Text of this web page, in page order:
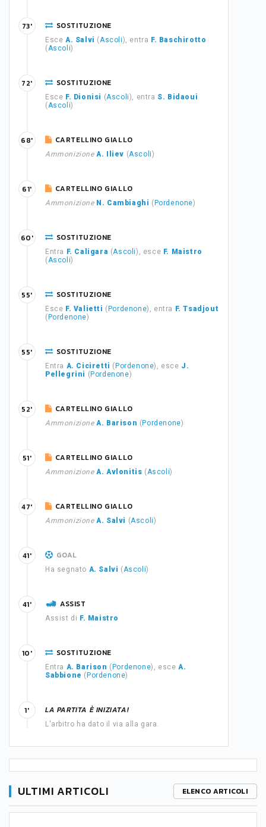
SOSTITUZIONE
Esce A. Salvi (Ascoli), entra F. Baschirotto
(Ascoli)
73'
SOSTITUZIONE
Esce F. Dionisi (Ascoli), entra S. Bidaoui
(Ascoli)
72'
CARTELLINO GIALLO
Ammonizione A. Iliev (Ascoli)
68'
CARTELLINO GIALLO
Ammonizione N. Cambiaghi ( Pordenone)
61'
SOSTITUZIONE
Entra F. Caligara (Ascoli), esce F. Maistro
(Ascoli)
60'
SOSTITUZIONE
Esce F. Valietti ( Pordenone), entra
F. Tsadjout
( Pordenone)
55'
SOSTITUZIONE
Entra A. Ciciretti ( Pordenone), esce J.
Pellegrini ( Pordenone)
55'
CARTELLINO GIALLO
Ammonizione A. Barison ( Pordenone)
52'
CARTELLINO GIALLO
Ammonizione A. Avlonitis (Ascoli)
51'
CARTELLINO GIALLO
Ammonizione A. Salvi (Ascoli)
47'
GOAL
Ha segnato A. Salvi (Ascoli)
41'
ASSIST
Assist di F. Maistro
41'
SOSTITUZIONE
Entra A. Barison ( Pordenone), esceA.
Sabbione ( Pordenone)
10'
LA PARTITA È INIZIATA!
L'arbitro ha dato il via alla gara.
1'
ULTIMI ARTICOLI ELENCO ARTICOLI